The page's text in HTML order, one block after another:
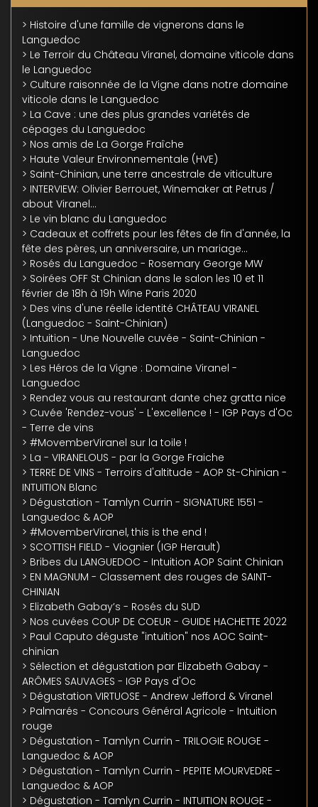
> Histoire d'une famille de vignerons dans le
Languedoc
> Le Terroir du Château Viranel, domaine viticole dans
le Languedoc
> Culture raisonnée de la Vigne dans notre domaine
viticole dans le Languedoc
> La Cave : une des plus grandes variétés de
cépages du Languedoc
> Nos amis de La Gorge Fraîche
> Haute Valeur Environnementale (HVE)
> Saint-Chinian, une terre ancestrale de viticulture
> INTERVIEW: Olivier Berrouet, Winemaker at Petrus /
about Viranel...
> Le vin blanc du Languedoc
> Cadeaux et coffrets pour les fêtes de fin d'année, la
fête des pères, un anniversaire, un mariage...
> Rosés du Languedoc - Rosemary George MW
> Soirées OFF St Chinian dans le salon les 10 et 11
février de 18h à 19h Wine Paris 2020
> Des vins d'une réelle identité CHÂTEAU VIRANEL
(Languedoc - Saint-Chinian)
> Intuition - Une Nouvelle cuvée - Saint-Chinian -
Languedoc
> Les Héros de la Vigne : Domaine Viranel -
Languedoc
> Rendez vous au restaurant dante chez gratta nice
> Cuvée 'Rendez-vous' - L'excellence ! - IGP Pays d'Oc
- Terre de vins
> #MovemberViranel sur la toile !
> La - VIRANELOUS - par la Gorge Fraiche
> TERRE DE VINS - Terroirs d'altitude - AOP St-Chinian -
INTUITION Blanc
> Dégustation - Tamlyn Currin - SIGNATURE 1551 -
Languedoc & AOP
> #MovemberViranel, this is the end !
> SCOTTISH FIELD - Viognier (IGP Herault)
> Bribes du LANGUEDOC - Intuition AOP Saint Chinian
> EN MAGNUM - Classement des rouges de SAINT-
CHINIAN
> Elizabeth Gabay’s - Rosés du SUD
> Nos cuvées COUP DE COEUR - GUIDE HACHETTE 2022
> Paul Caputo déguste "intuition" nos AOC Saint-
chinian
> Sélection et dégustation par Elizabeth Gabay -
ARÔMES SAUVAGES - IGP Pays d'Oc
> Dégustation VIRTUOSE - Andrew Jefford & Viranel
> Palmarés - Concours Général Agricole - Intuition
rouge
> Dégustation - Tamlyn Currin - TRILOGIE ROUGE -
Languedoc & AOP
> Dégustation - Tamlyn Currin - PEPITE MOURVEDRE -
Languedoc & AOP
> Dégustation - Tamlyn Currin - INTUITION ROUGE -